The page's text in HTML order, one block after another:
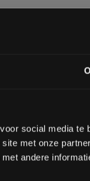
social media te
met onze
andere
je volgende